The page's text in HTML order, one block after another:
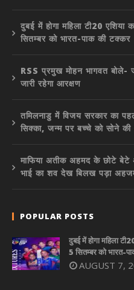
दुबई में होगा महिला टी20
सितम्बर को भारत-पाक की टक्कर
RSS प्रमुख मोहन भागवत
जारी रहेगा आरक्षण
तमिलनाडु में विजय सरकार का
सिक्का, जन्म पर बच्चे को सोने की
माफिया अतीक अहमद के छोटे बेटे
भाई का शव देख बिलख पड़ा
POPULAR POSTS
दुबई में होगा महिला
5 सितम्बर को भारत-
AUGUST 7,